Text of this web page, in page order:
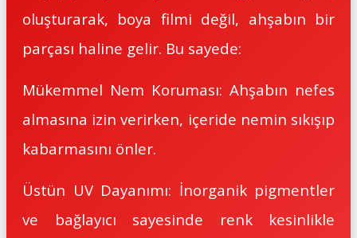
oluşturarak, boya filmi değil, ahşabın bir
parçası haline gelir. Bu sayede:
Mükemmel Nem Koruması: Ahşabın nefes
almasına izin verirken, içeride nemin sıkışıp
kabarmasını önler.
Üstün UV Dayanımı: İnorganik pigmentler
ve bağlayıcı sayesinde renk kesinlikle